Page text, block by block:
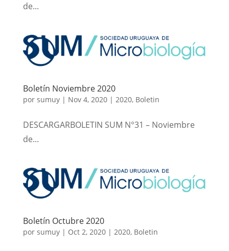
de...
Boletín Noviembre 2020
por sumuy| Nov 4, 2020| 2020, Boletin
DESCARGARBOLETIN SUM N°31 – Noviembre
de...
Boletín Octubre 2020
por sumuy| Oct 2, 2020| 2020, Boletin